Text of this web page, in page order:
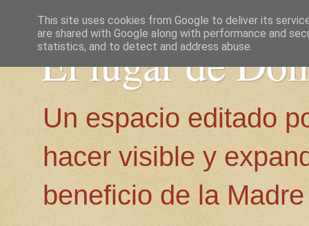
El lugar de
Un espacio editado
hacer visible y
beneficio de la
This site uses cookies from Google to deliver its
are shared with Google along with performance and
statistics, and to detect and address abuse.